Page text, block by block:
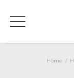
SOLUÇÕES
Consultoria
Home